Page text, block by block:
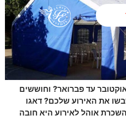
עד פברואר? וחוששים
את האירוע שלכם? דאגו
אוהל לאירוע היא חובה